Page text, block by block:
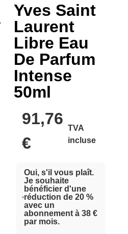
Yves Saint
Laurent
Libre Eau
De Parfum
Intense
50ml
91,76
€
TVA
incluse
Oui, s'il vous plaît.
Je souhaite
bénéficier d'une
réduction de 20 %
avec un
abonnement à 38 €
par mois.